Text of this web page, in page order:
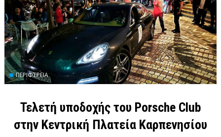
ΠΕΡΙΦΈΡΕΙΑ
Τελετή υποδοχής του Porsche Club
στην Κεντρική Πλατεία Καρπενησίου